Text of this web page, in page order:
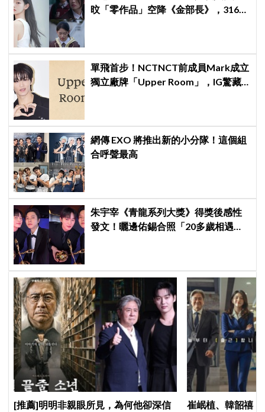
旼「零作品」空降《金部長》，316萬
單飛首步！NCTNCT前成員Mark成立
獨立廠牌「Upper Room」，IG驚藏
網傳 EXO 將推出新的小分隊！這個組
合呼聲最高
朱宇宰《青龍系列大獎》得獎後感性
發文！曬邊佑錫合照「20多歲相遇，
[推薦]明明非親眼所見，為何他卻深信
崔岷植、韓韶禧